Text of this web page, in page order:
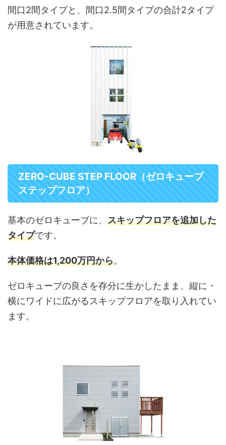
間口2間タイプと、間口2.5間タイプの合計2タイプ
が用意されています。
ZERO-CUBE STEP FLOOR（ゼロキューブ
ステップフロア）
基本のゼロキューブに、 スキップフロアを追加した
タイプです。
本体価格は1,200万円から。
ゼロキューブの良さを存分に生かしたまま、縦に・
横にワイドに広がるスキップフロアを取り入れてい
ます。